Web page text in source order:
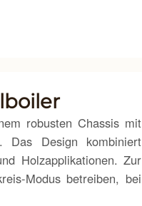
robusten Chassis mit
Das Design kombiniert
Holzapplikationen. Zur
Modus betreiben, bei